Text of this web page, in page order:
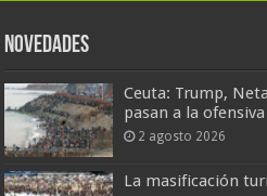
Novedades
Ceuta: Trump,
pasan a la
2 agosto 2026
La masificación